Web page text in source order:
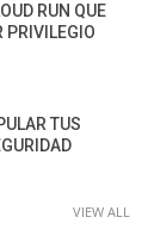
RUN QUE
PRIVILEGIO
TUS
VIEW ALL